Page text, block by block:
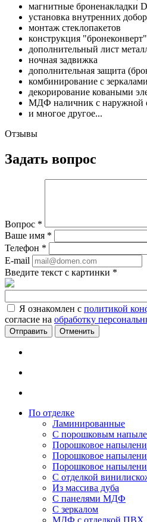
магнитные броненакладки
установка внутренних
монтаж стеклопакетов
конструкция "бронеконверт"
дополнительный лист
ночная задвижка
дополнительная защита
комбинирование с зеркалами
декорирование коваными
МДФ наличник с наружной
и многое другое...
Отзывы
Задать вопрос
Вопрос *
Ваше имя *
Телефон *
E-mail
Введите текст с картинки *
Я ознакомлен с политикой
согласие на обработку
Отменить
По отделке
Ламинированные
С порошковым
Порошковое
Порошковое
Порошковое
С отделкой
Из массива дуба
С панелями МДФ
С зеркалом